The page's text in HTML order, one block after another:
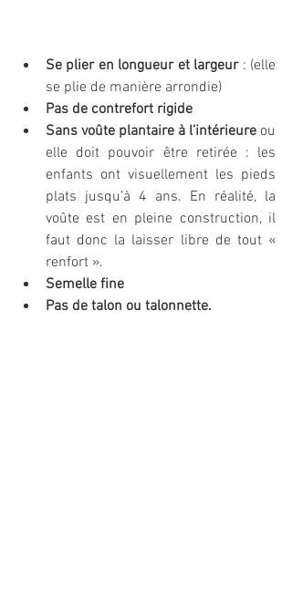
Se plier en longueur et largeur : (elle
se plie de manière arrondie)
Pas de contrefort rigide
Sans voûte plantaire à l’intérieure ou
elle doit pouvoir être retirée : les
enfants ont visuellement les pieds
plats jusqu’à 4 ans. En réalité, la
voûte est en pleine construction, il
faut donc la laisser libre de tout «
renfort ».
Semelle fine
Pas de talon ou talonnette.